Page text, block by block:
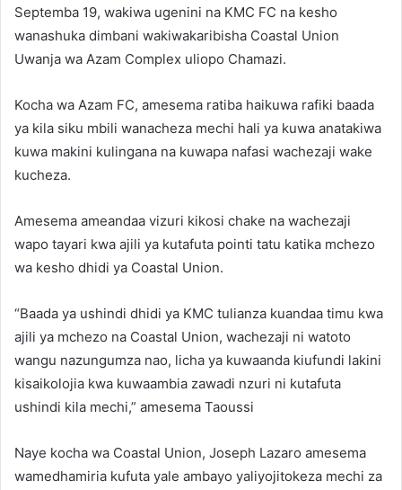
Septemba 19, wakiwa ugenini na KMC FC na kesho
wanashuka dimbani wakiwakaribisha Coastal Union
Uwanja wa Azam Complex uliopo Chamazi.
Kocha wa Azam FC, amesema ratiba haikuwa rafiki baada
ya kila siku mbili wanacheza mechi hali ya kuwa anatakiwa
kuwa makini kulingana na kuwapa nafasi wachezaji wake
kucheza.
Amesema ameandaa vizuri kikosi chake na wachezaji
wapo tayari kwa ajili ya kutafuta pointi tatu katika mchezo
wa kesho dhidi ya Coastal Union.
“Baada ya ushindi dhidi ya KMC tulianza kuandaa timu kwa
ajili ya mchezo na Coastal Union, wachezaji ni watoto
wangu nazungumza nao, licha ya kuwaanda kiufundi lakini
kisaikolojia kwa kuwaambia zawadi nzuri ni kutafuta
ushindi kila mechi,” amesema Taoussi
Naye kocha wa Coastal Union, Joseph Lazaro amesema
wamedhamiria kufuta yale ambayo yaliyojitokeza mechi za